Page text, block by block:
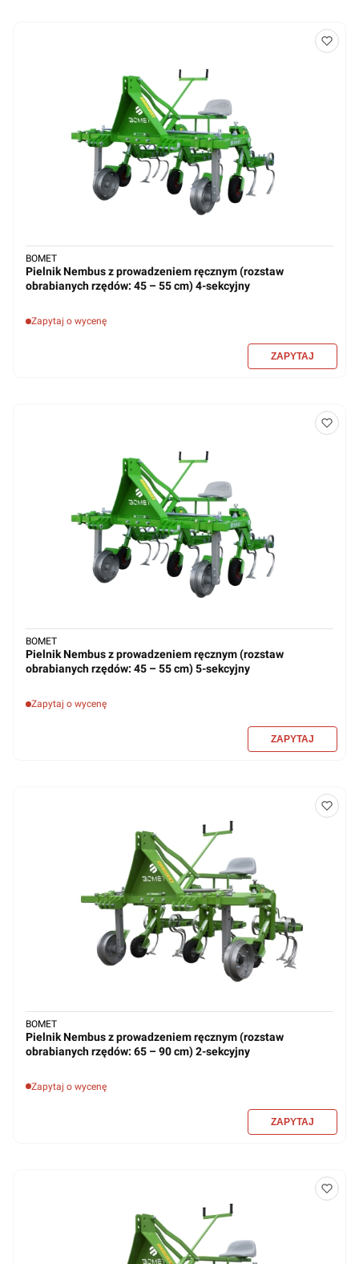
Pielnik Nembus z prowadzeniem ręcznym (rozstaw
obrabianych rzędów: 45 – 55 cm) 4-sekcyjny
Zapytaj o wycenę
BOMET
Pielnik Nembus z prowadzeniem ręcznym (rozstaw
obrabianych rzędów: 45 – 55 cm) 5-sekcyjny
Zapytaj o wycenę
BOMET
Pielnik Nembus z prowadzeniem ręcznym (rozstaw
obrabianych rzędów: 65 – 90 cm) 2-sekcyjny
Zapytaj o wycenę
BOMET